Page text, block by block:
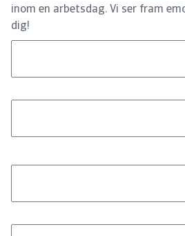
inom en arbetsdag. Vi ser fram
dig!